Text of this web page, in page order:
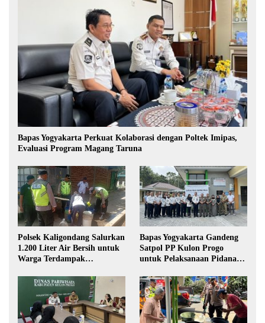
Bapas Yogyakarta Perkuat Kolaborasi dengan Poltek Imipas,
Evaluasi Program Magang Taruna
Polsek Kaligondang Salurkan
1.200 Liter Air Bersih untuk
Warga Terdampak
Bapas Yogyakarta Gandeng
Satpol PP Kulon Progo
untuk Pelaksanaan Pidana